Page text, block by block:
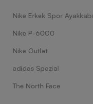
Nike Erkek Spor Ayakkabı
Nike P-6000
Nike Outlet
adidas Spezial
The North Face